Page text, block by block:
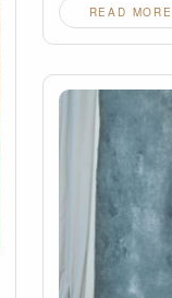
READ MORE